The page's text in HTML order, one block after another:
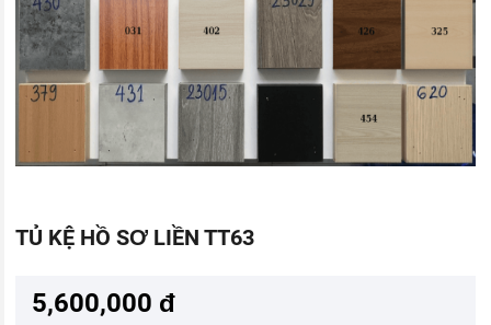
TỦ KỆ HỒ SƠ LIỀN TT63
5,600,000 đ